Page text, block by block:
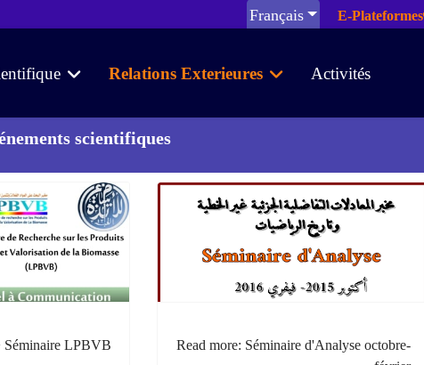
Français E-Plateformes
Activités
Relations Exterieures
scientifiques
Read more: Séminaire d'Analyse octobre-
Séminaire LPBVB